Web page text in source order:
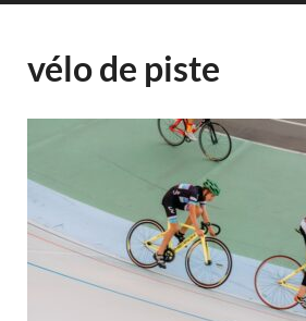
vélo de piste